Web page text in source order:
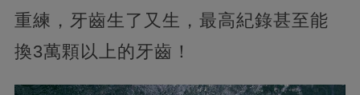
重練，牙齒生了又生，最高紀錄甚至能
換3萬顆以上的牙齒！